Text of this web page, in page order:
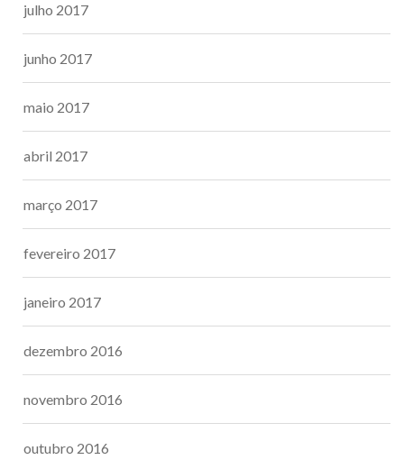
julho 2017
junho 2017
maio 2017
abril 2017
março 2017
fevereiro 2017
janeiro 2017
dezembro 2016
novembro 2016
outubro 2016